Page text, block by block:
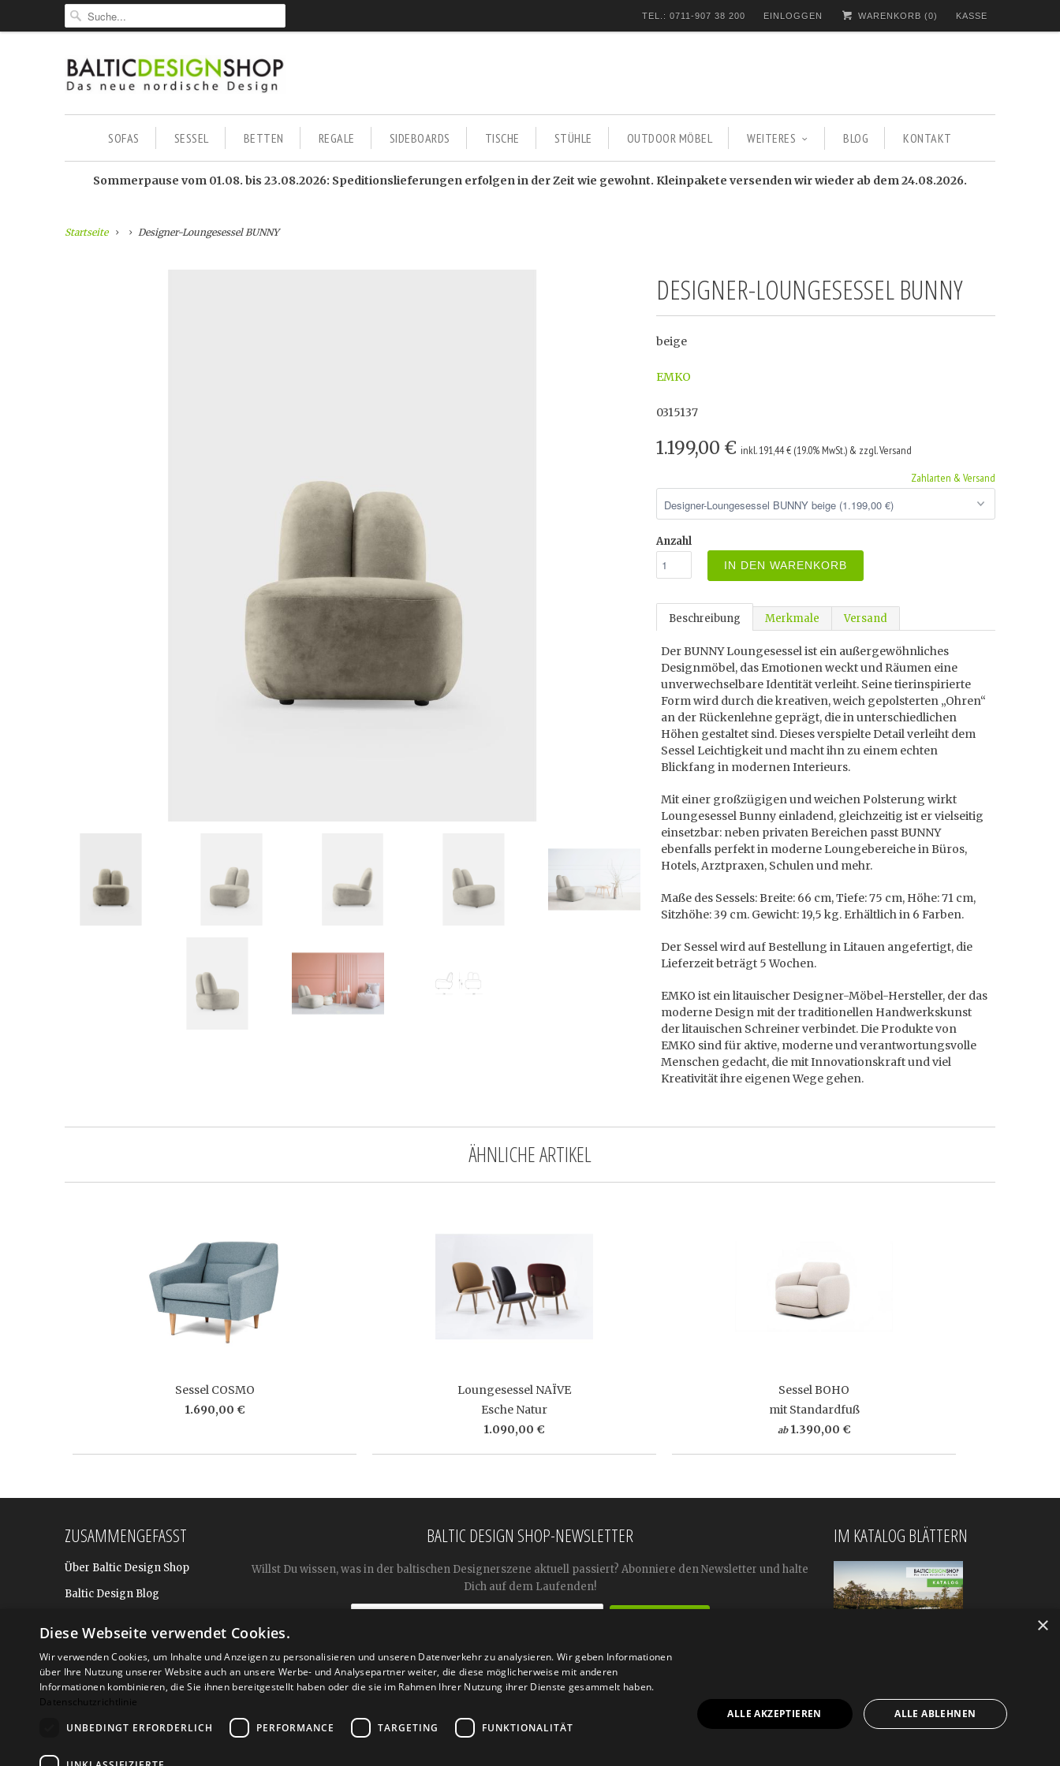
TEL.: 0711-907 38 200 EINLOGGEN WARENKORB (0) KASSE
SOFAS SESSEL BETTEN REGALE SIDEBOARDS TISCHE STÜHLE OUTDOOR MÖBEL WEITERES BLOG KONTAKT
Sommerpause vom 01.08. bis 23.08.2026: Speditionslieferungen erfolgen in der Zeit wie gewohnt. Kleinpakete versenden wir wieder ab dem 24.08.2026.
Startseite Designer-Loungesessel BUNNY
DESIGNER-LOUNGESESSEL BUNNY
beige
EMKO
0315137
1.199,00 € inkl. 191,44 € (19.0% MwSt.) & zzgl. Versand
Zahlarten & Versand
Anzahl
IN DEN WARENKORB
Beschreibung Merkmale Versand
Der BUNNY Loungesessel ist ein außergewöhnliches
Designmöbel, das Emotionen weckt und Räumen eine
unverwechselbare Identität verleiht. Seine tierinspirierte
Form wird durch die kreativen, weich gepolsterten „Ohren“
an der Rückenlehne geprägt, die in unterschiedlichen
Höhen gestaltet sind. Dieses verspielte Detail verleiht dem
Sessel Leichtigkeit und macht ihn zu einem echten
Blickfang in modernen Interieurs.
Mit einer großzügigen und weichen Polsterung wirkt
Loungesessel Bunny einladend, gleichzeitig ist er vielseitig
einsetzbar: neben privaten Bereichen passt BUNNY
ebenfalls perfekt in moderne Loungebereiche in Büros,
Hotels, Arztpraxen, Schulen und mehr.
Maße des Sessels: Breite: 66 cm, Tiefe: 75 cm, Höhe: 71 cm,
Sitzhöhe: 39 cm. Gewicht: 19,5 kg. Erhältlich in 6 Farben.
Der Sessel wird auf Bestellung in Litauen angefertigt, die
Lieferzeit beträgt 5 Wochen.
EMKO ist ein litauischer Designer-Möbel-Hersteller, der das
moderne Design mit der traditionellen Handwerkskunst
der litauischen Schreiner verbindet. Die Produkte von
EMKO sind für aktive, moderne und verantwortungsvolle
Menschen gedacht, die mit Innovationskraft und viel
Kreativität ihre eigenen Wege gehen.
ÄHNLICHE ARTIKEL
Sessel COSMO
1.690,00 €
Loungesessel NAÏVE
Esche Natur
1.090,00 €
Sessel BOHO
mit Standardfuß
ab 1.390,00 €
ZUSAMMENGEFASST
Über Baltic Design Shop
Baltic Design Blog
Für BtoB: Design Geschenke
Shop
BALTIC DESIGN SHOP-NEWSLETTER
Willst Du wissen, was in der baltischen Designerszene aktuell passiert? Abonniere den Newsletter und halte
Dich auf dem Laufenden!

IM KATALOG BLÄTTERN
×
Diese Webseite verwendet Cookies.
Wir verwenden Cookies, um Inhalte und Anzeigen zu personalisieren und unseren Datenverkehr zu analysieren. Wir geben Informationen
über Ihre Nutzung unserer Website auch an unsere Werbe- und Analysepartner weiter, die diese möglicherweise mit anderen
Informationen kombinieren, die Sie ihnen bereitgestellt haben oder die sie im Rahmen Ihrer Nutzung ihrer Dienste gesammelt haben.
Datenschutzrichtlinie
UNBEDINGT ERFORDERLICH
PERFORMANCE TARGETING FUNKTIONALITÄT
ALLE AKZEPTIEREN ALLE ABLEHNEN